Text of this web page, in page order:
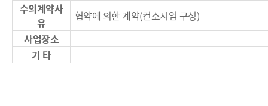
수의계약사
유
협약에 의한 계약(컨소시엄 구성)
사업장소
기 타